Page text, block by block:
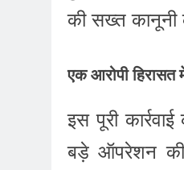
की सख्त कानूनी
एक आरोपी
इस पूरी
बड़े ऑपरेशन की